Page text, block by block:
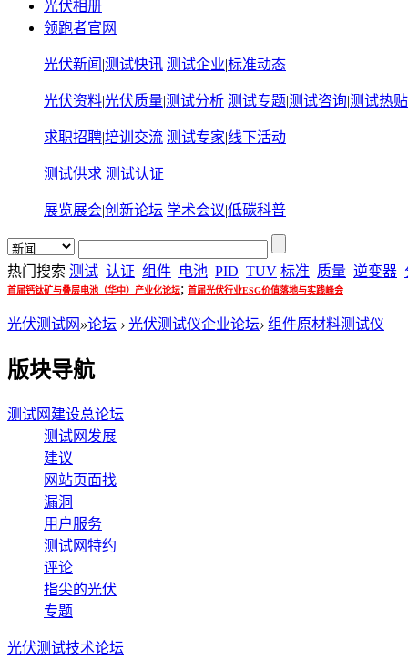
光伏相册
领跑者官网
光伏新闻 |测试快讯 测试企业|标准动态
光伏资料|光伏质量|测试分析 测试专题|测试咨询|测试热贴
求职招聘|培训交流 测试专家|线下活动
测试供求 测试认证
展览展会|创新论坛 学术会议|低碳科普
热门搜索 测试 认证 组件 电池 PID TUV 标准 质量 逆变器
首届钙钛矿与叠层电池（华中）产业化论坛; 首届光伏行业ESG价值落地与实践峰会
光伏测试网 »论坛 › 光伏测试仪企业论坛› 组件原材料测试仪
版块导航
测试网建设总论坛
测试网发展
建议
网站页面找
漏洞
用户服务
测试网特约
评论
指尖的光伏
专题
光伏测试技术论坛